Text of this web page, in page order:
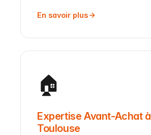
En savoir plus
🏠
Expertise Avant-Achat à
Toulouse